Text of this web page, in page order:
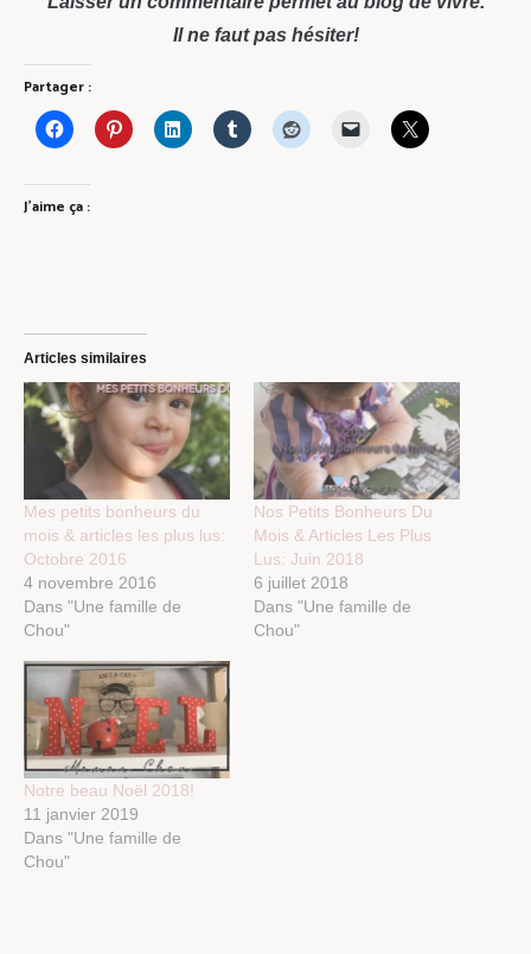
Il ne faut pas hésiter!
Partager :
J’aime ça :
Articles similaires
Mes petits bonheurs du
mois & articles les plus lus:
Octobre 2016
4 novembre 2016
Dans "Une famille de
Chou"
Nos Petits Bonheurs Du
Mois & Articles Les Plus
Lus: Juin 2018
6 juillet 2018
Dans "Une famille de
Chou"
Notre beau Noël 2018!
11 janvier 2019
Dans "Une famille de
Chou"